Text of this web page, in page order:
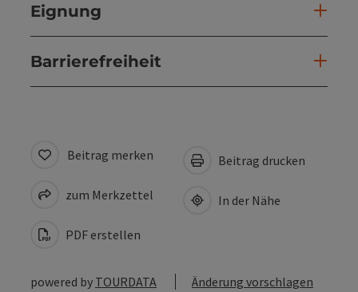
Eignung
Barrierefreiheit
Beitrag merken
zum Merkzettel
PDF erstellen
Beitrag drucken
In der Nähe
powered by TOURDATA Änderung vorschlagen